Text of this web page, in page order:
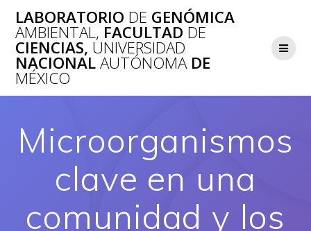
al
contenido
LABORATORIO DE GENÓMICA
AMBIENTAL, FACULTAD DE
CIENCIAS, UNIVERSIDAD
NACIONALAUTÓNOMADE
MÉXICO
Microorganismos
clave en una
comunidad y los